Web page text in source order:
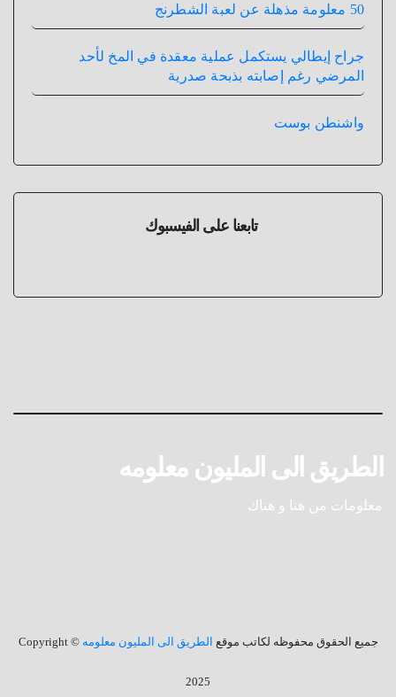
50 معلومة مذهلة عن لعبة الشطرنج
جراح إيطالي يستكمل عملية معقدة في المخ لأحد
المرضي رغم إصابته بذبحة صدرية
واشنطن بوست
تابعنا على الفيسبوك
الطريق الى المليون معلومه
معلومات من هنا و هناك
جميع الحقوق محفوظه لكاتب موقع الطريق الى المليون معلومه © Copyright
2025